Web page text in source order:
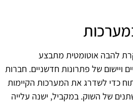
להבה אוטומטית מתבצע
ויישום של פתרונות חדשניים. חברות
כדי לשדרג את המערכות הקיימות
של השוק. במקביל, ישנה עלייה